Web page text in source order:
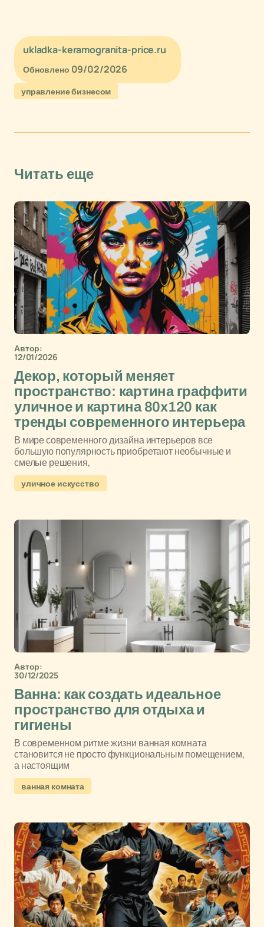
ukladka-keramogranita-price.ru
Обновлено 09/02/2026
управление бизнесом
Читать еще
Автор:
12/01/2026
Декор, который меняет
пространство: картина граффити
уличное и картина 80x120 как
тренды современного интерьера
В мире современного дизайна интерьеров все
большую популярность приобретают необычные и
смелые решения,
уличное искусство
Автор:
30/12/2025
Ванна: как создать идеальное
пространство для отдыха и
гигиены
В современном ритме жизни ванная комната
становится не просто функциональным помещением,
а настоящим
ванная комната